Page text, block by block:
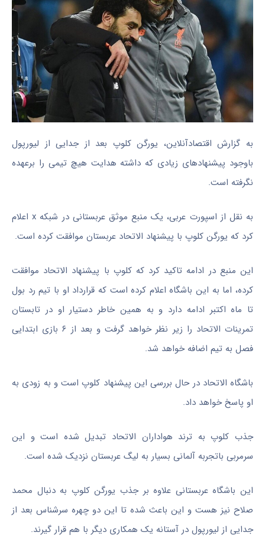
به گزارش اقتصادآنلاین، یورگن کلوپ بعد از جدایی از لیورپول
باوجود پیشنهاد‌های زیادی که داشته هدایت هیچ تیمی را برعهده
نگرفته است.
به نقل از اسپورت عربی، یک منبع موثق عربستانی در شبکه x اعلام
کرد که یورگن کلوپ با پیشنهاد الاتحاد عربستان موافقت کرده است.
این منبع در ادامه تاکید کرد که کلوپ با پیشنهاد الاتحاد موافقت
کرده، اما به این باشگاه اعلام کرده است که قرارداد او با تیم رد بول
تا ماه اکتبر ادامه دارد و به همین خاطر دستیار او در تابستان
تمرینات الاتحاد را زیر نظر خواهد گرفت و بعد از ۶ بازی ابتدایی
فصل به تیم اضافه خواهد شد.
باشگاه الاتحاد در حال بررسی این پیشنهاد کلوپ است و به زودی به
او پاسخ خواهد داد.
جذب کلوپ به ترند هواداران الاتحاد تبدیل شده است و این
سرمربی باتجربه آلمانی بسیار به لیگ عربستان نزدیک شده است.
این باشگاه عربستانی علاوه بر جذب یورگن کلوپ به دنبال محمد
صلاح نیز هست و این باعث شده تا این دو چهره سرشناس بعد از
جدایی از لیورپول در آستانه یک همکاری دیگر با هم قرار گیرند.